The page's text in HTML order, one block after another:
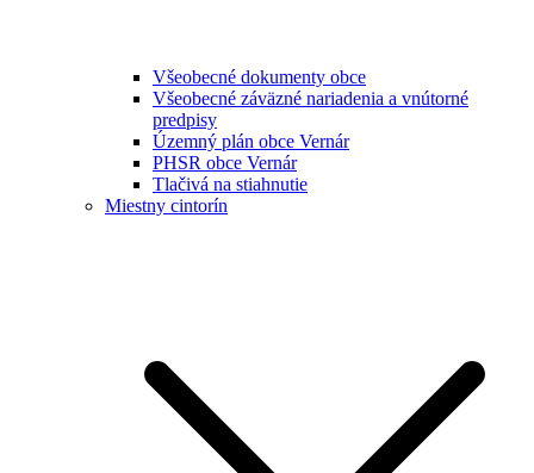
Všeobecné dokumenty obce
Všeobecné záväzné nariadenia a vnútorné
predpisy
Územný plán obce Vernár
PHSR obce Vernár
Tlačivá na stiahnutie
Miestny cintorín